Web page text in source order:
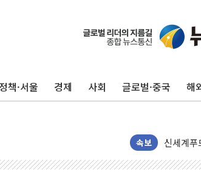
정책·서울 경제 사회 글로벌·중국 해
속보
풀무원푸
카카오,
신세계푸
예멘 후